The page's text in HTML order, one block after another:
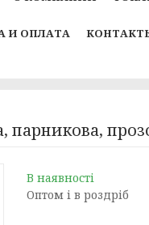
И ОПЛАТА
В наявності
Оптом і в роздріб